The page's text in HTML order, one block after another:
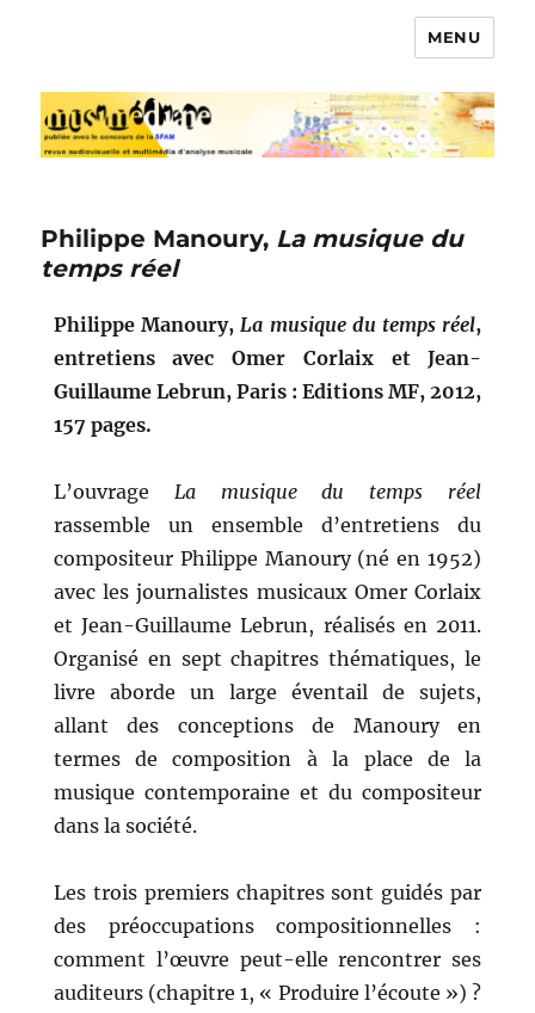
MENU
Philippe Manoury, La musique du
temps réel
Philippe Manoury,La musique du temps réel,
entretiens avec Omer Corlaix et Jean-
Guillaume Lebrun, Paris : Editions MF, 2012,
157 pages.
L’ouvrage La musique du temps réel
rassemble un ensemble d’entretiens du
compositeur Philippe Manoury (né en 1952)
avec les journalistes musicaux Omer Corlaix
et Jean-Guillaume Lebrun, réalisés en 2011.
Organisé en sept chapitres thématiques, le
livre aborde un large éventail de sujets,
allant des conceptions de Manoury en
termes de composition à la place de la
musique contemporaine et du compositeur
dans la société.
Les trois premiers chapitres sont guidés par
des préoccupations compositionnelles :
comment l’œuvre peut-elle rencontrer ses
auditeurs (chapitre 1, « Produire l’écoute ») ?